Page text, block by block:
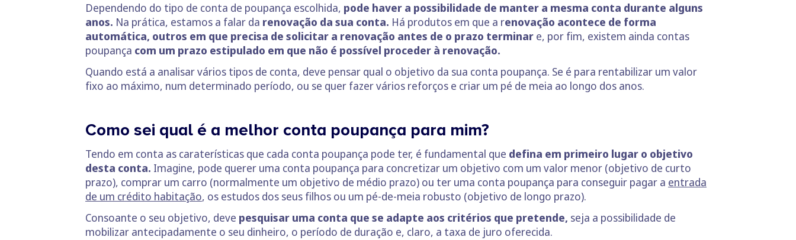
Dependendo do tipo de conta de poupança escolhida, pode haver a possibilidade de manter a mesma conta durante alguns
anos. Na prática, estamos a falar da renovação da sua conta. Há produtos em que a renovação acontece de forma
automática, outros em que precisa de solicitar a renovação antes de o prazo terminar e, por fim, existem ainda contas
poupança com um prazo estipulado em que não é possível proceder à renovação.
Quando está a analisar vários tipos de conta, deve pensar qual o objetivo da sua conta poupança. Se é para rentabilizar um valor
fixo ao máximo, num determinado período, ou se quer fazer vários reforços e criar um pé de meia ao longo dos anos.
Como sei qual é a melhor conta poupança para mim?
Tendo em conta as caraterísticas que cada conta poupança pode ter, é fundamental que defina em primeiro lugar o objetivo
desta conta. Imagine, pode querer uma conta poupança para concretizar um objetivo com um valor menor (objetivo de curto
prazo), comprar um carro (normalmente um objetivo de médio prazo) ou ter uma conta poupança para conseguir pagar a entrada
de um crédito habitação, os estudos dos seus filhos ou um pé-de-meia robusto (objetivo de longo prazo).
Consoante o seu objetivo, deve pesquisar uma conta que se adapte aos critérios que pretende, seja a possibilidade de
mobilizar antecipadamente o seu dinheiro, o período de duração e, claro, a taxa de juro oferecida.